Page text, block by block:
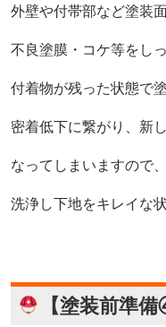
外壁や付帯部など塗装
不良塗膜・コケ等をし
付着物が残った状態で
密着低下に繋がり、新
なってしまいますので
洗浄し下地をキレイな
【塗装前準備